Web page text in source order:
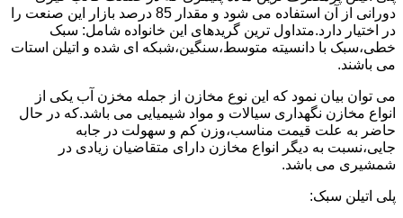
دورانی از آن استفاده می شود و مقدار 85 درصد بازار این صنعت را
در اختیار دارد.متداول ترین گریدهای این خانواده شامل: سبک
خطی،سبک با دانسیته متوسط،سنگین،شبکه ای شده و اتیلن استات
می باشند.
می توان بیان نمود که این نوع مخازن از جمله مخزن آب یکی از
انواع مخازن نگهداری سیالات و مواد شیمیایی می باشد.که در حال
حاضر به علت قیمت مناسب،وزن کم و سهولت در جابه
جایی،نسبت به دیگر انواع مخازن دارای متقاضیان زیادی در
شمشیری می باشد.
پلی اتیلن سبک: